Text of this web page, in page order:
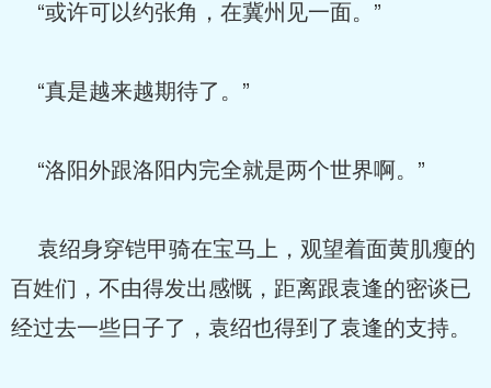
“或许可以约张角，在冀州见一面。”
“真是越来越期待了。”
“洛阳外跟洛阳内完全就是两个世界啊。”
袁绍身穿铠甲骑在宝马上，观望着面黄肌瘦的
百姓们，不由得发出感慨，距离跟袁逢的密谈已
经过去一些日子了，袁绍也得到了袁逢的支持。